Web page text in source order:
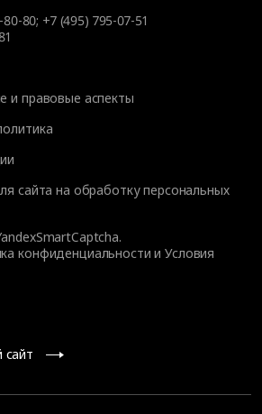
80-80; +7 (495) 795-07-51
и правовые аспекты
сайта на обработку персональных
конфиденциальности иУсловия
сайт